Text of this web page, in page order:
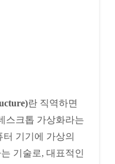
란 직역하면
스크톱 가상화라는
기기에 가상의
기술로, 대표적인